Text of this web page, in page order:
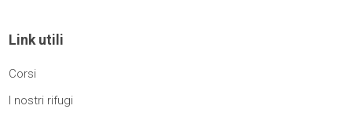
Link utili
Corsi
I nostri rifugi